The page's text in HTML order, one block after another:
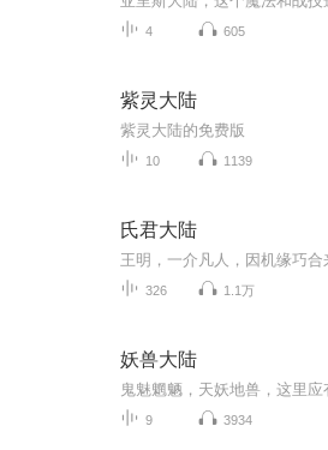
4 605
紫灵大陆
紫灵大陆的免费版
10 1139
氏君大陆
326 1.1万
妖兽大陆
9 3934